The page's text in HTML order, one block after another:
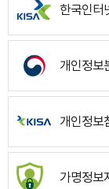
한국인터
개인정보
개인정보
가명정보